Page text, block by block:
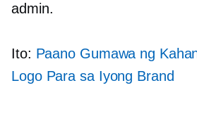
admin.
Ito: Paano Gumawa ng
Logo Para sa Iyong Brand